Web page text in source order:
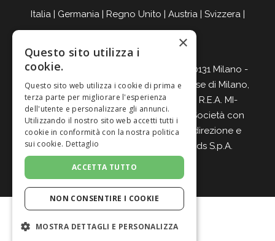
Italia | Germania | Regno Unito | Austria | Svizzera |
BEVI RESPONSABILMENTE
Giordano Vini S.p.A. Viale Abruzzi 94, 20131 Milano -
C.F., P.IVA e Nr. Iscrizione Registro Imprese di Milano,
Monza-Brianza, Lodi 04642870960 - R.E.A. MI-
2564477 - Cap. Soc. Euro 500.000 i.v. Società con
Socio Unico e soggetta all’attività di direzione e
coordinamento di
Italian Wine Brands S.p.A.
×
Questo sito utilizza i
cookie.
Questo sito web utilizza i cookie di prima e
terza parte per migliorare l'esperienza
dell'utente e personalizzare gli annunci.
Utilizzando il nostro sito web accetti tutti i
cookie in conformità con la nostra politica
sui cookie. Dettaglio
ACCETTA TUTTO
NON CONSENTIRE I COOKIE
MOSTRA DETTAGLI E PERSONALIZZA